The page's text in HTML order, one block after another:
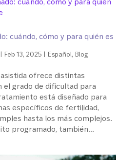
cuándo, cómo y para quién es
| Feb 13, 2025 | Español, Blog
ofrece distintas
el grado de dificultad para
está diseñado para
específicos de fertilidad,
hasta los más complejos.
programado, también...